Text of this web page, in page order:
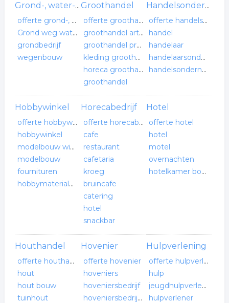
Grond-, water- en wegenbouw bedrijf
offerte grond-, water- en wegenbouw bedrijf
Grond weg waterbouw
grondbedrijf
wegenbouw
Groothandel
offerte groothandel
groothandel artikelen
groothandel producten
kleding groothandel
horeca groothandel
groothandel
Handelsonderneming
offerte handelsonderneming
handel
handelaar
handelaarsonderneming
handelsonderneming
Hobbywinkel
offerte hobbywinkel
hobbywinkel
modelbouw winkel
modelbouw
fournituren
hobbymaterialen
Horecabedrijf
offerte horecabedrijf
cafe
restaurant
cafetaria
kroeg
bruincafe
catering
hotel
snackbar
Hotel
offerte hotel
hotel
motel
overnachten
hotelkamer boeken
Houthandel
offerte houthandel
hout
hout bouw
tuinhout
Hovenier
offerte hovenier
hoveniers
hoveniersbedrijf
hoveniersbedrijven
Hulpverlening
offerte hulpverlening
hulp
jeugdhulpverlening
hulpverlener